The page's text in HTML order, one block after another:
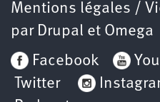
Mentions légales /
par Drupal et Omega
Facebook
Twitter